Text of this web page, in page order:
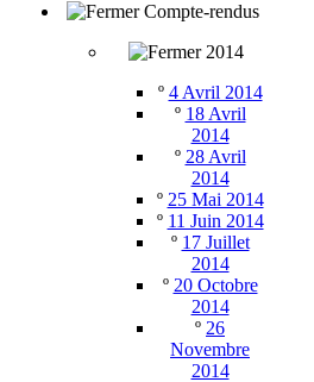
Compte-rendus
2014
º 4 Avril 2014
º 18 Avril
2014
º 28 Avril
2014
º 25 Mai 2014
º 11 Juin 2014
º 17 Juillet
2014
º 20 Octobre
2014
º 26
Novembre
2014